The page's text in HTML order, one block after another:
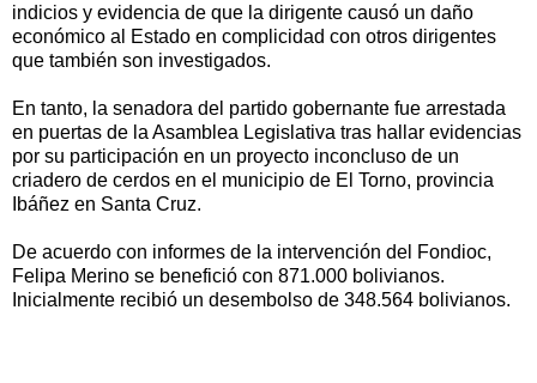
indicios y evidencia de que la dirigente causó un daño
económico al Estado en complicidad con otros dirigentes
que también son investigados.
En tanto, la senadora del partido gobernante fue arrestada
en puertas de la Asamblea Legislativa tras hallar evidencias
por su participación en un proyecto inconcluso de un
criadero de cerdos en el municipio de El Torno, provincia
Ibáñez en Santa Cruz.
De acuerdo con informes de la intervención del Fondioc,
Felipa Merino se benefició con 871.000 bolivianos.
Inicialmente recibió un desembolso de 348.564 bolivianos.